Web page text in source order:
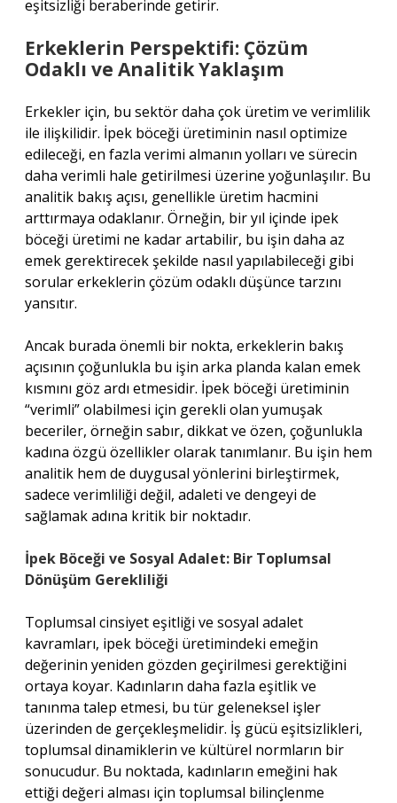
eşitsizliği beraberinde getirir.
Erkeklerin Perspektifi: Çözüm
Odaklı ve Analitik Yaklaşım
Erkekler için, bu sektör daha çok üretim ve verimlilik
ile ilişkilidir. İpek böceği üretiminin nasıl optimize
edileceği, en fazla verimi almanın yolları ve sürecin
daha verimli hale getirilmesi üzerine yoğunlaşılır. Bu
analitik bakış açısı, genellikle üretim hacmini
arttırmaya odaklanır. Örneğin, bir yıl içinde ipek
böceği üretimi ne kadar artabilir, bu işin daha az
emek gerektirecek şekilde nasıl yapılabileceği gibi
sorular erkeklerin çözüm odaklı düşünce tarzını
yansıtır.
Ancak burada önemli bir nokta, erkeklerin bakış
açısının çoğunlukla bu işin arka planda kalan emek
kısmını göz ardı etmesidir. İpek böceği üretiminin
“verimli” olabilmesi için gerekli olan yumuşak
beceriler, örneğin sabır, dikkat ve özen, çoğunlukla
kadına özgü özellikler olarak tanımlanır. Bu işin hem
analitik hem de duygusal yönlerini birleştirmek,
sadece verimliliği değil, adaleti ve dengeyi de
sağlamak adına kritik bir noktadır.
İpek Böceği ve Sosyal Adalet: Bir Toplumsal
Dönüşüm Gerekliliği
Toplumsal cinsiyet eşitliği ve sosyal adalet
kavramları, ipek böceği üretimindeki emeğin
değerinin yeniden gözden geçirilmesi gerektiğini
ortaya koyar. Kadınların daha fazla eşitlik ve
tanınma talep etmesi, bu tür geleneksel işler
üzerinden de gerçekleşmelidir. İş gücü eşitsizlikleri,
toplumsal dinamiklerin ve kültürel normların bir
sonucudur. Bu noktada, kadınların emeğini hak
ettiği değeri alması için toplumsal bilinçlenme